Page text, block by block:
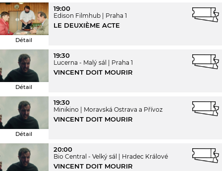
Détail
19:00
Edison Filmhub Praha 1
LE DEUXIÈME ACTE
Détail
19:30
Lucerna - Malý sál Praha 1
VINCENT DOIT MOURIR
Détail
19:30
Minikino Moravská Ostrava a Přívoz
VINCENT DOIT MOURIR
20:00
Bio Central - Velký sál Hradec Králové
VINCENT DOIT MOURIR